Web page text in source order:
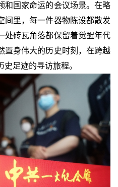
和国家命运的会议场景。在略
间里，每一件器物陈设都散发
处砖瓦角落都保留着觉醒年代
置身伟大的历史时刻，在跨越
足迹的寻访旅程。